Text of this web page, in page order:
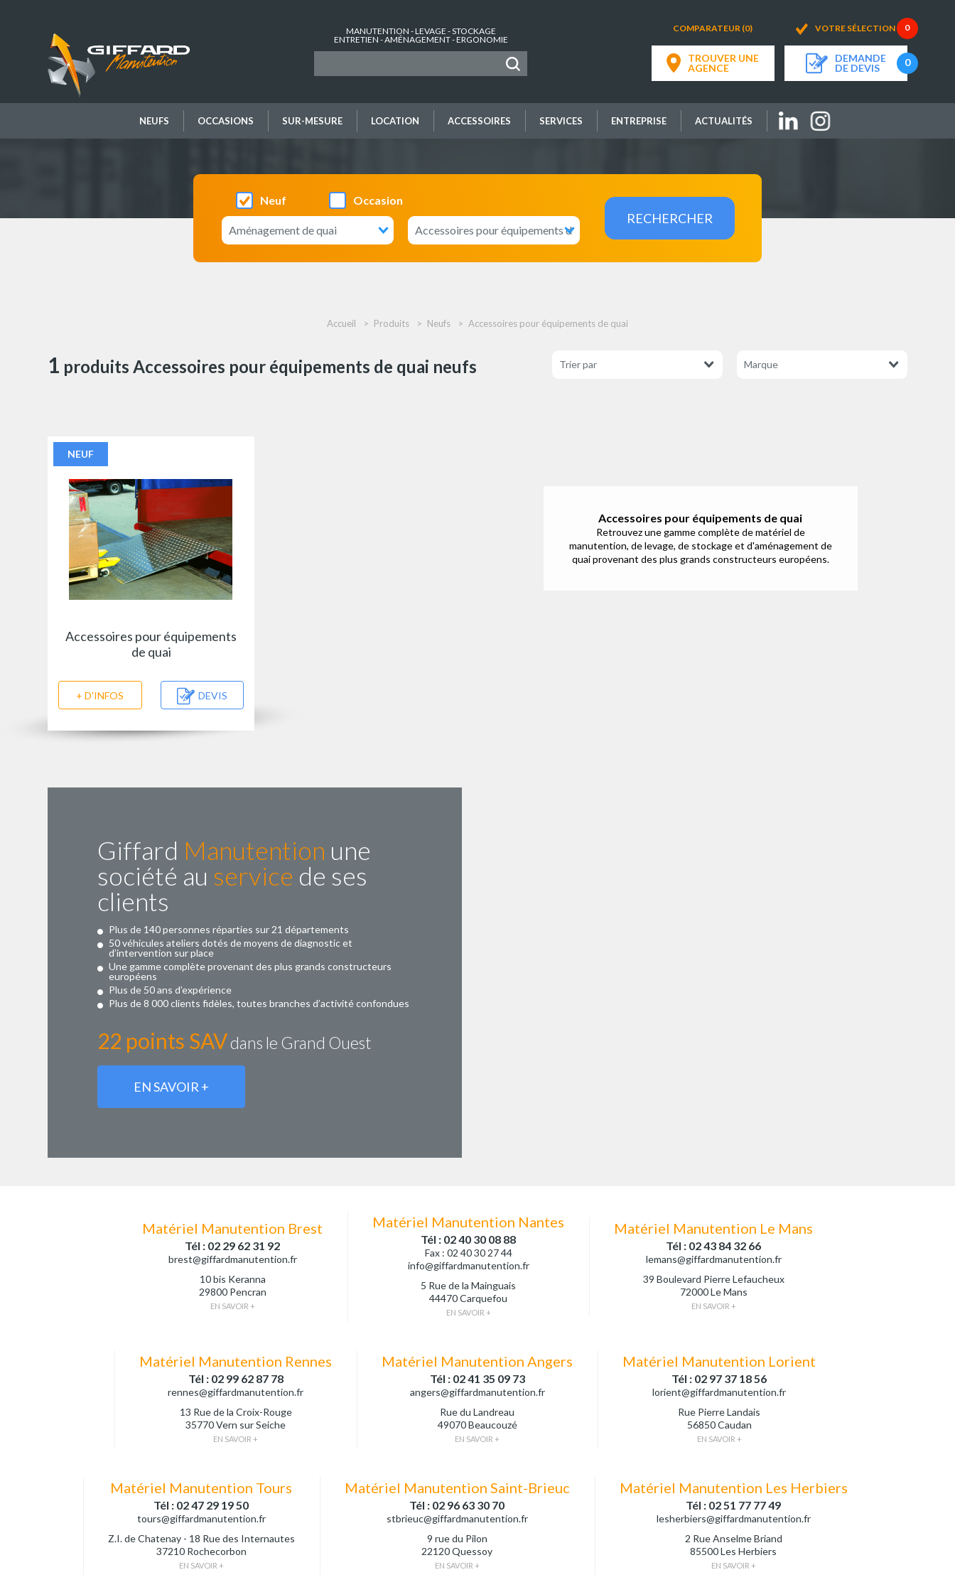
MANUTENTION - LEVAGE - STOCKAGE
ENTRETIEN - AMÉNAGEMENT - ERGONOMIE
COMPARATEUR (0) VOTRE SÉLECTION
TROUVER UNE
AGENCE
DEMANDE
DE DEVIS
NEUFS OCCASIONS SUR-MESURE LOCATION ACCESSOIRES SERVICES ENTREPRISE ACTUALITÉS
Neuf Occasion
Accueil Produits Neufs Accessoires pour équipements de quai
1 produits Accessoires pour équipements de quai neufs
NEUF
Accessoires pour équipements
de quai
+ D'INFOS DEVIS
Accessoires pour équipements de quai
Retrouvez une gamme complète de matériel de
manutention, de levage, de stockage et d'aménagement de
quai provenant des plus grands constructeurs européens.
Giffard Manutention une
société au service de ses
clients
Plus de 140 personnes réparties sur 21 départements
50 véhicules ateliers dotés de moyens de diagnostic et
d’intervention sur place
Une gamme complète provenant des plus grands constructeurs
européens
Plus de 50 ans d’expérience
Plus de 8 000 clients fidèles, toutes branches d’activité confondues
22 points SAVdans le Grand Ouest
EN SAVOIR +
Matériel Manutention Brest
Tél : 02 29 62 31 92
brest@giffardmanutention.fr
10 bis Keranna
29800 Pencran
EN SAVOIR +
Matériel Manutention Nantes
Tél : 02 40 30 08 88
Fax : 02 40 30 27 44
info@giffardmanutention.fr
5 Rue de la Mainguais
44470 Carquefou
EN SAVOIR +
Matériel Manutention Le Mans
Tél : 02 43 84 32 66
lemans@giffardmanutention.fr
39 Boulevard Pierre Lefaucheux
72000 Le Mans
EN SAVOIR +
Matériel Manutention Rennes
Tél : 02 99 62 87 78
rennes@giffardmanutention.fr
13 Rue de la Croix-Rouge
35770 Vern sur Seiche
EN SAVOIR +
Matériel Manutention Angers
Tél : 02 41 35 09 73
angers@giffardmanutention.fr
Rue du Landreau
49070 Beaucouzé
EN SAVOIR +
Matériel Manutention Lorient
Tél : 02 97 37 18 56
lorient@giffardmanutention.fr
Rue Pierre Landais
56850 Caudan
EN SAVOIR +
Matériel Manutention Tours
Tél : 02 47 29 19 50
tours@giffardmanutention.fr
Z.I. de Chatenay - 18 Rue des Internautes
37210 Rochecorbon
EN SAVOIR +
Matériel Manutention Saint-Brieuc
Tél : 02 96 63 30 70
stbrieuc@giffardmanutention.fr
9 rue du Pilon
22120 Quessoy
EN SAVOIR +
Matériel Manutention Les Herbiers
Tél : 02 51 77 77 49
lesherbiers@giffardmanutention.fr
2 Rue Anselme Briand
85500 Les Herbiers
EN SAVOIR +